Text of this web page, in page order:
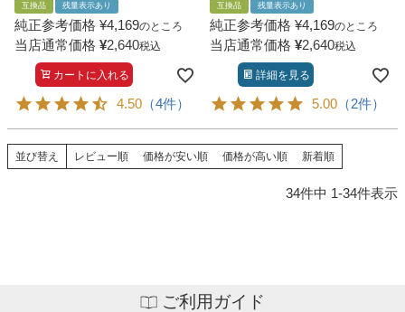
互換品 残量表示あり
純正参考価格 ¥4,169のところ
当店通常価格 ¥2,640税込
カートに入れる
4.50 （4件）
互換品 残量表示あり
純正参考価格 ¥4,169のところ
当店通常価格 ¥2,640税込
詳細を見る
5.00 （2件）
並び替え レビュー順 価格が安い順 価格が高い順 新着順
34件中 1-34件表示
ご利用ガイド